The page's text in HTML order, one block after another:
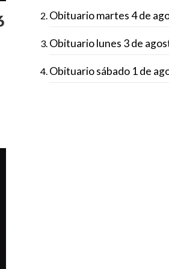
Obituario martes 4 de
Obituario lunes 3 de
Obituario sábado 1 de